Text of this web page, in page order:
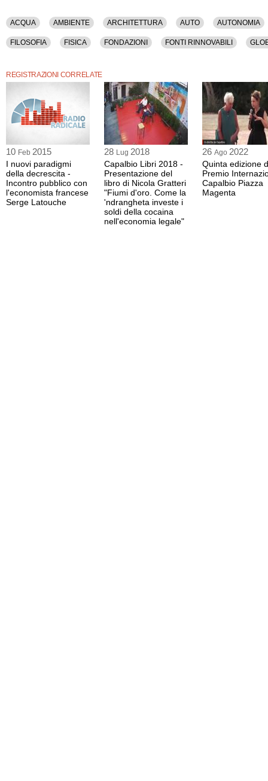
Il contenuto è disponibile anche nella sola versione audio.
ACQUA AMBIENTE ARCHITETTURA AUTO AUTONOMIA
FILOSOFIA FISICA FONDAZIONI FONTI RINNOVABILI
SVILUPPO TERRITORIO TOSCANA URBANISTICA
REGISTRAZIONI CORRELATE
10 Feb 2015
I nuovi paradigmi
della decrescita -
Incontro pubblico con
l'economista francese
Serge Latouche
28 Lug 2018
Capalbio Libri 2018 -
Presentazione del
libro di Nicola Gratteri
"Fiumi d'oro. Come la
'ndrangheta investe i
soldi della cocaina
nell'economia legale"
26 Ago 2022
Quinta edizione
Premio
Capalbio Piazza
Magenta